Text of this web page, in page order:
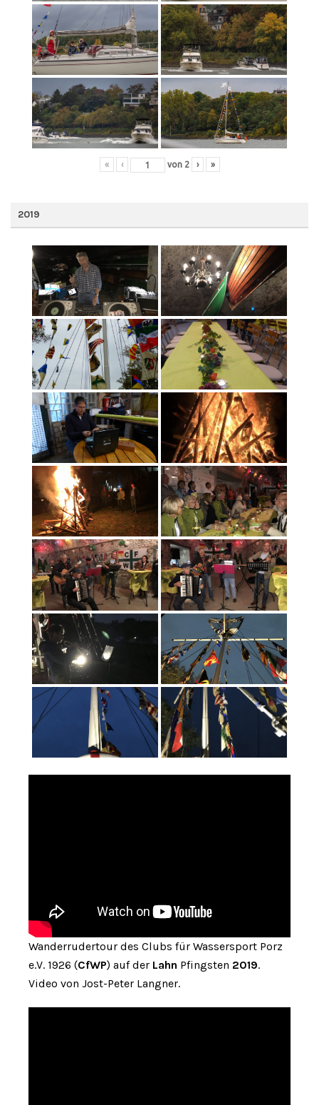
« ‹ von 2 › »
2019
Wanderrudertour des Clubs für Wassersport Porz
e.V. 1926 (CfWP) auf der Lahn Pfingsten 2019.
Video von Jost-Peter Langner.